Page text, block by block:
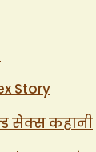
Story
सेक्स कहानी